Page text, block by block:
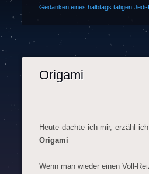
Gedanken eines halbtags tätigen
Origami
Heute dachte ich mir, erzähl
Origami
Wenn man wieder einen Voll-